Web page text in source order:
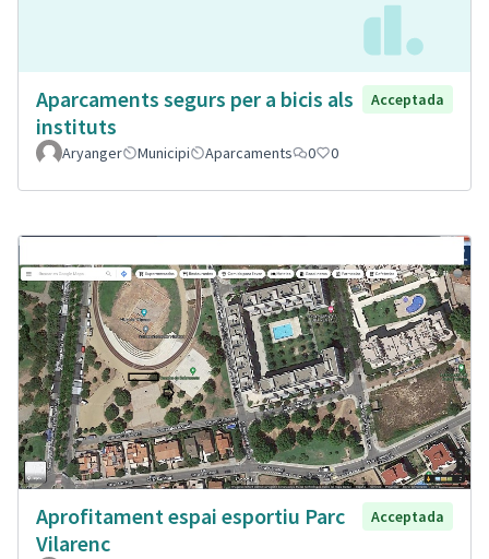
Aparcaments segurs per a bicis als
instituts
Acceptada
Aryanger Municipi Aparcaments 0 0
Aprofitament espai esportiu Parc
Vilarenc
Acceptada